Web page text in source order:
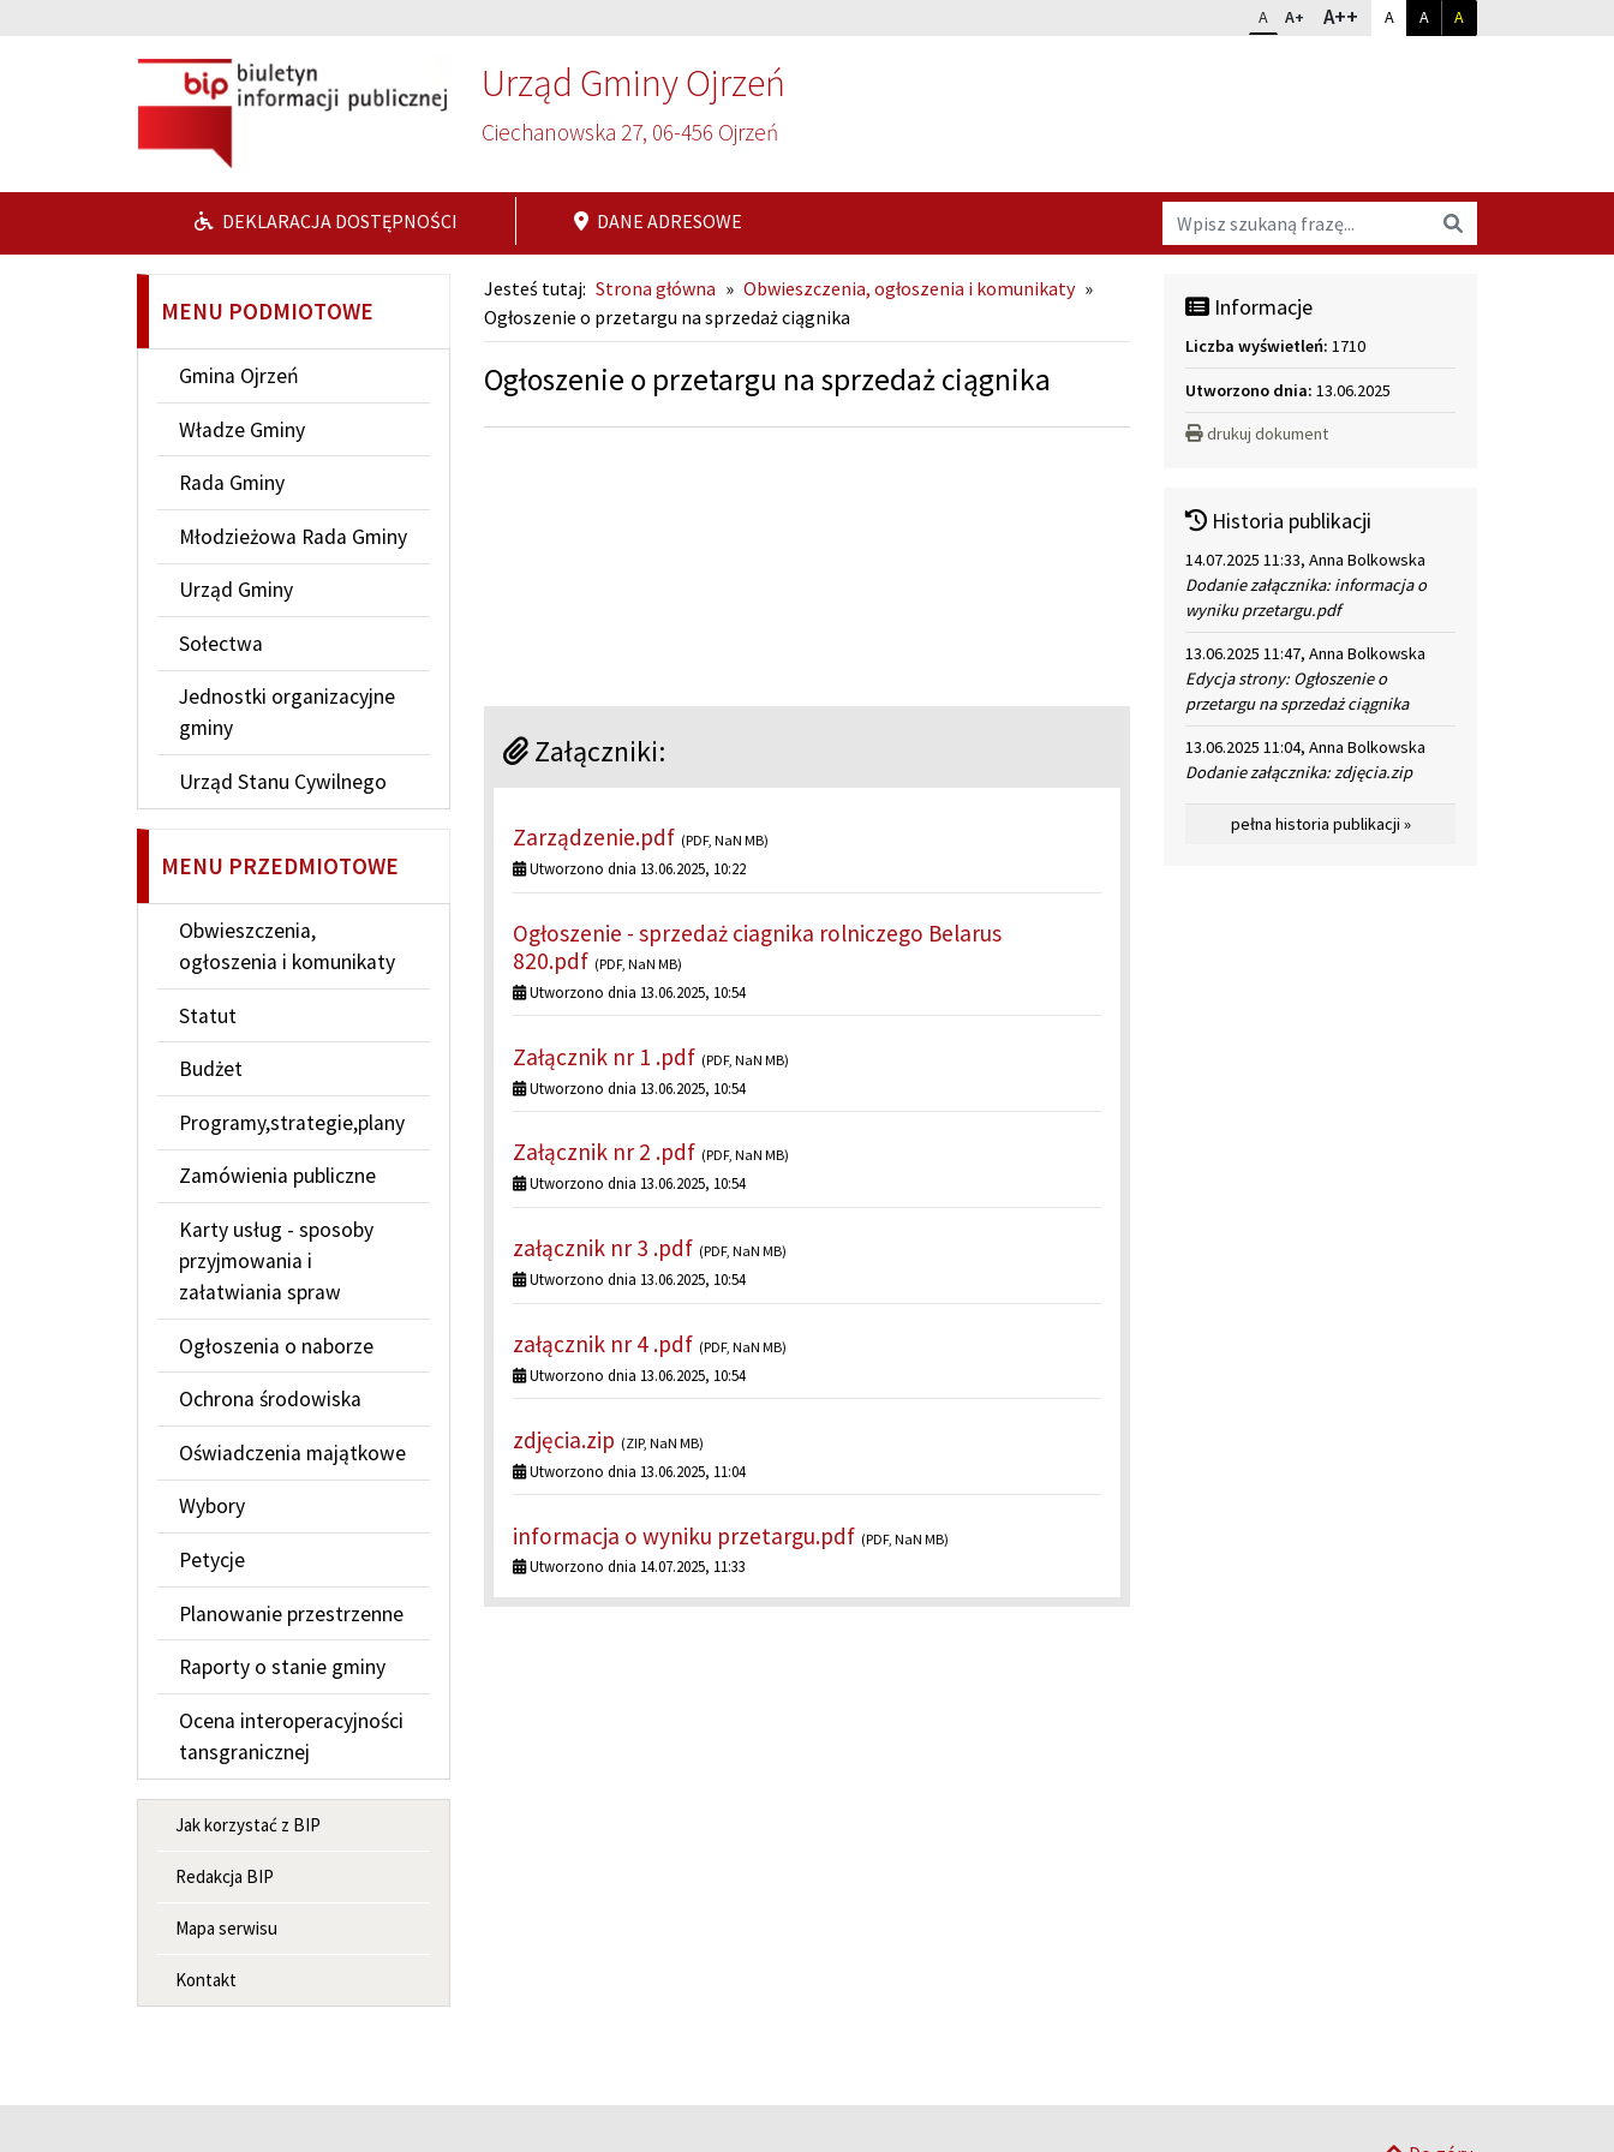
Zmień rozmiar czcionki
A rozmiar standardowy
A+ rozmiar powiększony
A++rozmiar największy
Dopasuj kontrast
A kontrast standardowy
A kontrast biały na czarnym
A
Urząd Gminy Ojrzeń
Ciechanowska 27, 06-456 Ojrzeń
DEKLARACJA DOSTĘPNOŚCI DANE ADRESOWE Wyszukaj na stronie
MENU PODMIOTOWE
Gmina Ojrzeń
Władze Gminy
Rada Gminy
Młodzieżowa Rada Gminy
Urząd Gminy
Sołectwa
Jednostki organizacyjne
gminy
Urząd Stanu Cywilnego
MENU PRZEDMIOTOWE
Obwieszczenia,
ogłoszenia i komunikaty
Statut
Budżet
Programy,strategie,plany
Zamówienia publiczne
Karty usług - sposoby
przyjmowania i
załatwiania spraw
Ogłoszenia o naborze
Ochrona środowiska
Oświadczenia majątkowe
Wybory
Petycje
Planowanie przestrzenne
Raporty o stanie gminy
Ocena interoperacyjności
tansgranicznej
MENU INFORMACYJNE
Jak korzystać z BIP
Redakcja BIP
Mapa serwisu
Kontakt
Jesteś tutaj: Strona główna » Obwieszczenia, ogłoszenia i komunikaty »
Ogłoszenie o przetargu na sprzedaż ciągnika
Ogłoszenie o przetargu na sprzedaż ciągnika
Załączniki:
Zarządzenie.pdf (PDF, NaN MB)
Utworzono dnia 13.06.2025, 10:22
Ogłoszenie - sprzedaż ciagnika rolniczego Belarus
820.pdf (PDF, NaN MB)
Utworzono dnia 13.06.2025, 10:54
Załącznik nr 1 .pdf (PDF, NaN MB)
Utworzono dnia 13.06.2025, 10:54
Załącznik nr 2 .pdf (PDF, NaN MB)
Utworzono dnia 13.06.2025, 10:54
załącznik nr 3 .pdf (PDF, NaN MB)
Utworzono dnia 13.06.2025, 10:54
załącznik nr 4 .pdf (PDF, NaN MB)
Utworzono dnia 13.06.2025, 10:54
zdjęcia.zip (ZIP, NaN MB)
Utworzono dnia 13.06.2025, 11:04
informacja o wyniku przetargu.pdf (PDF, NaN MB)
Utworzono dnia 14.07.2025, 11:33
Informacje
Liczba wyświetleń: 1710
Utworzono dnia: 13.06.2025
drukuj dokument
Historia publikacji
14.07.2025 11:33, Anna Bolkowska
Dodanie załącznika: informacja o
wyniku przetargu.pdf
13.06.2025 11:47, Anna Bolkowska
Edycja strony: Ogłoszenie o
przetargu na sprzedaż ciągnika
13.06.2025 11:04, Anna Bolkowska
Dodanie załącznika: zdjęcia.zip
pełna historia publikacji »